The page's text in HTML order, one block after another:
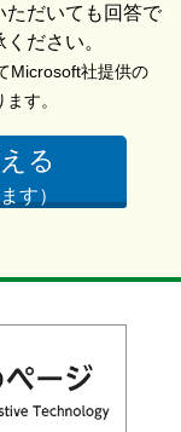
ただいても回答で
ださい。
Microsoft社提供の
す。
る
す）